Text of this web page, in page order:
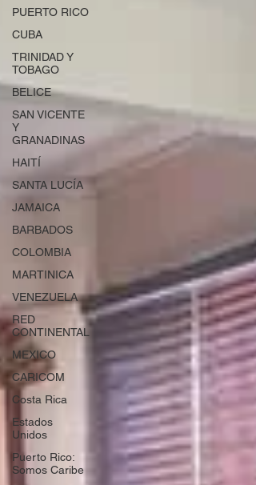
PUERTO RICO
CUBA
TRINIDAD Y
TOBAGO
BELICE
SAN VICENTE
Y
GRANADINAS
HAITÍ
SANTA LUCÍA
JAMAICA
BARBADOS
COLOMBIA
MARTINICA
VENEZUELA
RED
CONTINENTAL
MEXICO
CARICOM
Costa Rica
Estados
Unidos
Puerto Rico:
Somos Caribe